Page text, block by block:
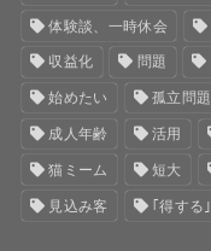
体験談、一時休会
収益化 問題
始めたい 孤立問題
成人年齢 活用
猫ミーム 短大
見込み客 ｢得する